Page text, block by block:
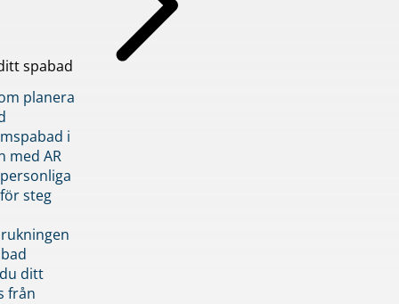
spabad
planera
i
med AR
steg
ditt
från